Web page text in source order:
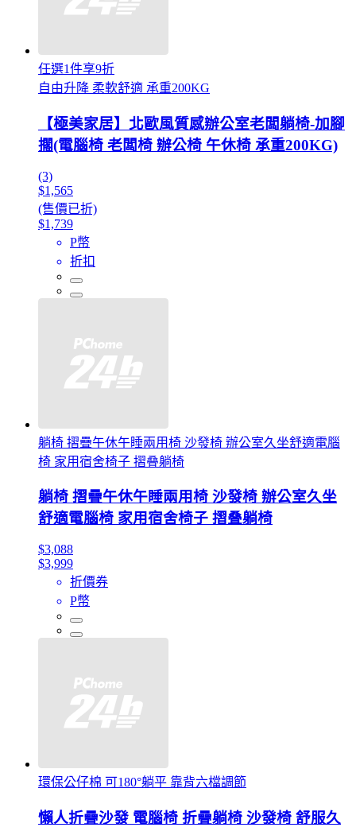
任選1件享9折
自由升降 柔軟舒適 承重200KG
【極美家居】北歐風質感辦公室老闆躺椅-加腳
擱(電腦椅 老闆椅 辦公椅 午休椅 承重200KG)
(3)
$1,565
(售價已折)
$1,739
P幣
折扣
躺椅 摺疊午休午睡兩用椅 沙發椅 辦公室久坐舒適電腦
椅 家用宿舍椅子 摺叠躺椅
躺椅 摺疊午休午睡兩用椅 沙發椅 辦公室久坐
舒適電腦椅 家用宿舍椅子 摺叠躺椅
$3,088
$3,999
折價券
P幣
環保公仔棉 可180°躺平 靠背六檔調節
懶人折疊沙發 電腦椅 折疊躺椅 沙發椅 舒服久